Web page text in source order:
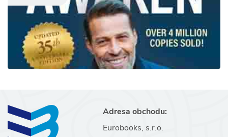
Adresa obchodu:
Eurobooks, s.r.o.